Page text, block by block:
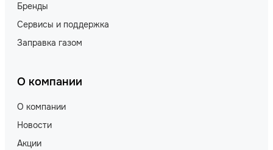
Бренды
Сервисы и поддержка
Заправка газом
О компании
О компании
Новости
Акции